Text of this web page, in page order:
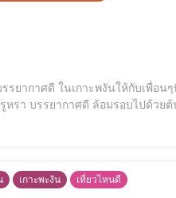
เกาะพะงัน
เที่ยวไหนดี